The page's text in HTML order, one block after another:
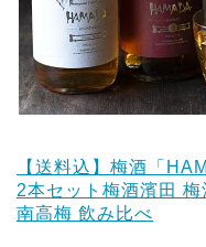
【送料込】梅酒「
2本セット梅酒濱田
南高梅 飲み比べ